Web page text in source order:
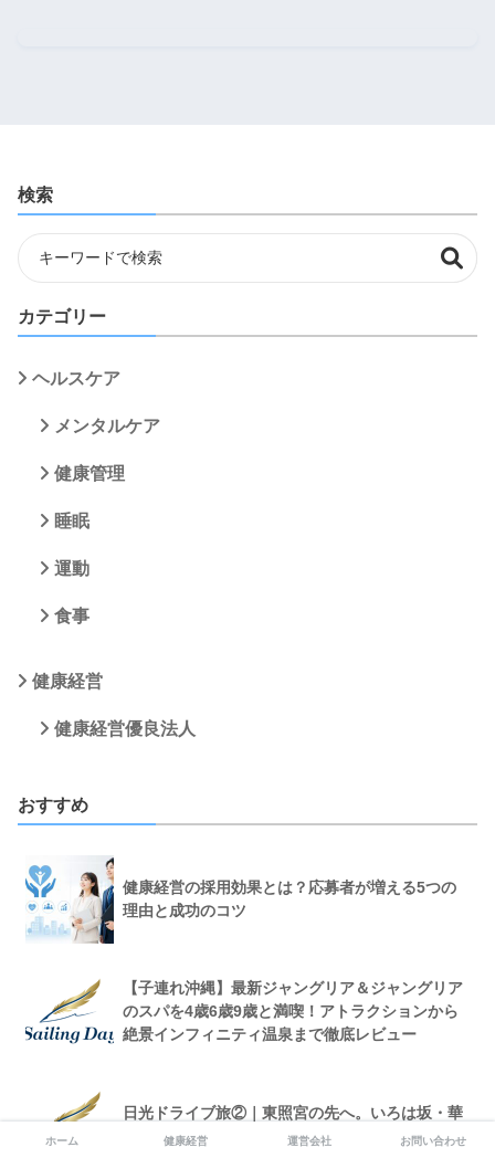
検索
カテゴリー
ヘルスケア
メンタルケア
健康管理
睡眠
運動
食事
健康経営
健康経営優良法人
おすすめ
健康経営の採用効果とは？応募者が増える5つの
理由と成功のコツ
【子連れ沖縄】最新ジャングリア＆ジャングリア
のスパを4歳6歳9歳と満喫！アトラクションから
絶景インフィニティ温泉まで徹底レビュー
日光ドライブ旅②｜東照宮の先へ。いろは坂・華
厳の滝・中禅寺湖を巡る絶景ルート
ホーム 健康経営 運営会社 お問い合わせ